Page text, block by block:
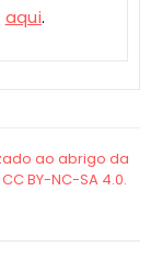
aqui.